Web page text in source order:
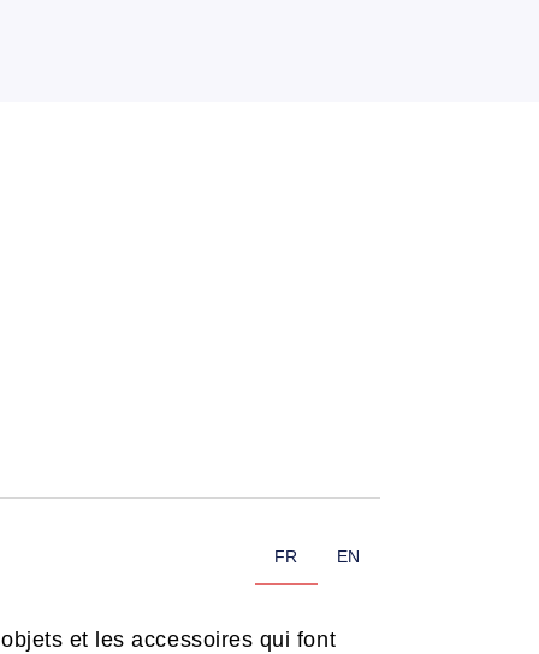
FR EN
et les accessoires qui font